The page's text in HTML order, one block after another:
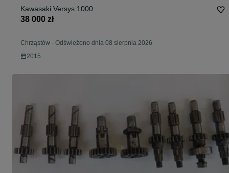
Kawasaki Versys 1000
38 000 zł
Chrząstów - Odświeżono dnia 08 sierpnia 2026
2015